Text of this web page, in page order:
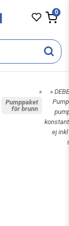
0
»
Pumppaket
för brunn
»
ej inkl